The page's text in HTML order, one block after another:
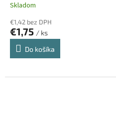
Skladom
€1,42 bez DPH
€1,75 / ks
Do košíka